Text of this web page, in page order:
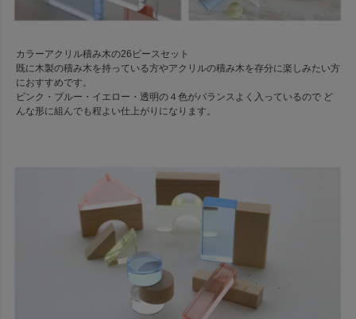
カラーアクリル積み木の26ピースセット
既に木製の積み木を持っている方やアクリルの積み木を存分に楽しみたい方
におすすめです。
ピンク・ブルー・イエロー・透明の４色がバランスよく入っているので ど
んな形に組んでも程よい仕上がりになります。